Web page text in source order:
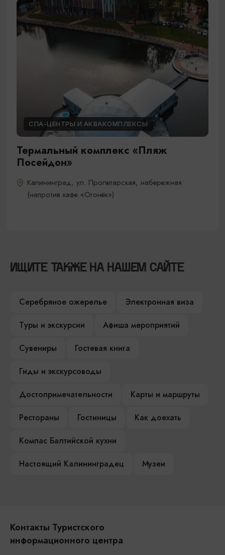
СПА-ЦЕНТРЫ И АКВАКОМПЛЕКСЫ
Термальный комплекс «Пляж
Посейдон»
Калининград, ул. Пролетарская, набережная
(напротив кафе «Огонёк»)
ИЩИТЕ ТАКЖЕ НА НАШЕМ САЙТЕ
Серебряное ожерелье
Электронная виза
Туры и экскурсии
Афиша мероприятий
Сувениры
Гостевая книга
Гиды и экскурсоводы
Достопримечательности
Карты и маршруты
Рестораны
Гостиницы
Как доехать
Компас Балтийской кухни
Настоящий Калининградец
Музеи
Контакты Туристского
информационного центра